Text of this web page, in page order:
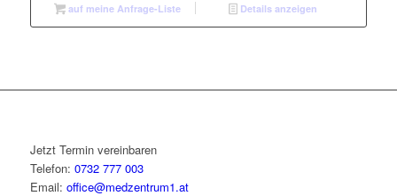
auf meine Anfrage-Liste Details anzeigen
Jetzt Termin vereinbaren
Telefon: 0732 777 003
Email: office@medzentrum1.at